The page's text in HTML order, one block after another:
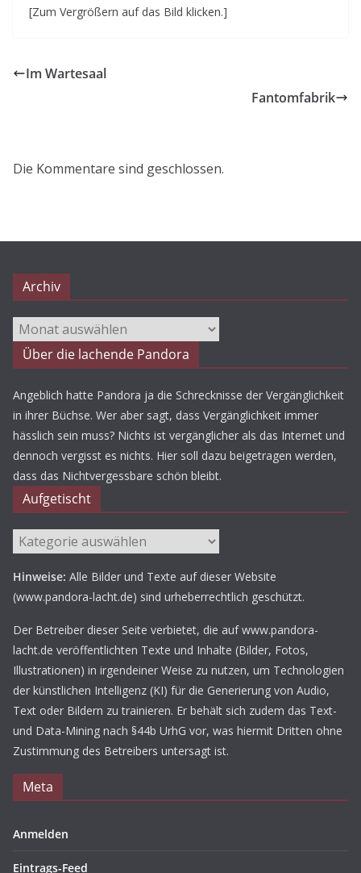
[Zum Vergrößern auf das Bild klicken.]
Im Wartesaal
Fantomfabrik
Die Kommentare sind geschlossen.
Archiv
Archiv
Über die lachende Pandora
Angeblich hatte Pandora ja die Schrecknisse der Vergänglichkeit
in ihrer Büchse. Wer aber sagt, dass Vergänglichkeit immer
hässlich sein muss? Nichts ist vergänglicher als das Internet und
dennoch vergisst es nichts. Hier soll dazu beigetragen werden,
dass das Nichtvergessbare schön bleibt.
Aufgetischt
Aufgetischt
Hinweise: Alle Bilder und Texte auf dieser Website
(www.pandora-lacht.de) sind urheberrechtlich geschützt.
Der Betreiber dieser Seite verbietet, die auf www.pandora-
lacht.de veröffentlichten Texte und Inhalte (Bilder, Fotos,
Illustrationen) in irgendeiner Weise zu nutzen, um Technologien
der künstlichen Intelligenz (KI) für die Generierung von Audio,
Text oder Bildern zu trainieren. Er behält sich zudem das Text-
und Data-Mining nach §44b UrhG vor, was hiermit Dritten ohne
Zustimmung des Betreibers untersagt ist.
Meta
Anmelden
Eintrags-Feed